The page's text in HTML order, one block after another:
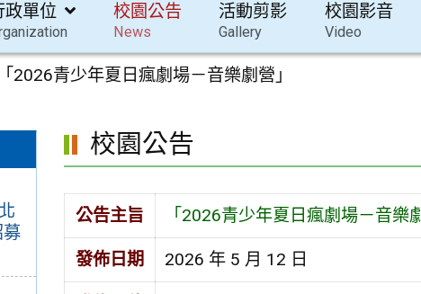
政單位 校園公告
News
活動剪影
Gallery
校園影音
Video
「2026青少年夏日瘋劇場－音樂劇營」
校園公告
公告主旨 「2026青少年夏日瘋劇場－音樂
發佈日期 2026 年 5 月 12 日